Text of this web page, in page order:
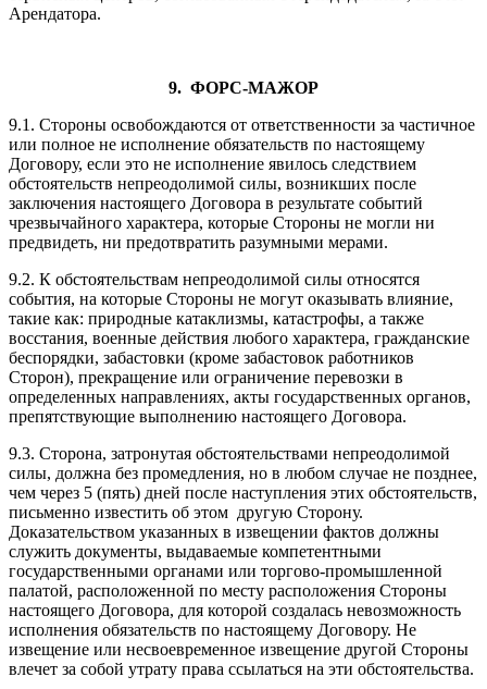
Арендатора.
9. ФОРС-МАЖОР
9.1. Стороны освобождаются от ответственности за частичное
или полное не исполнение обязательств по настоящему
Договору, если это не исполнение явилось следствием
обстоятельств непреодолимой силы, возникших после
заключения настоящего Договора в результате событий
чрезвычайного характера, которые Стороны не могли ни
предвидеть, ни предотвратить разумными мерами.
9.2. К обстоятельствам непреодолимой силы относятся
события, на которые Стороны не могут оказывать влияние,
такие как: природные катаклизмы, катастрофы, а также
восстания, военные действия любого характера, гражданские
беспорядки, забастовки (кроме забастовок работников
Сторон), прекращение или ограничение перевозки в
определенных направлениях, акты государственных органов,
препятствующие выполнению настоящего Договора.
9.3. Сторона, затронутая обстоятельствами непреодолимой
силы, должна без промедления, но в любом случае не позднее,
чем через 5 (пять) дней после наступления этих обстоятельств,
письменно известить об этом другую Сторону.
Доказательством указанных в извещении фактов должны
служить документы, выдаваемые компетентными
государственными органами или торгово-промышленной
палатой, расположенной по месту расположения Стороны
настоящего Договора, для которой создалась невозможность
исполнения обязательств по настоящему Договору. Не
извещение или несвоевременное извещение другой Стороны
влечет за собой утрату права ссылаться на эти обстоятельства.